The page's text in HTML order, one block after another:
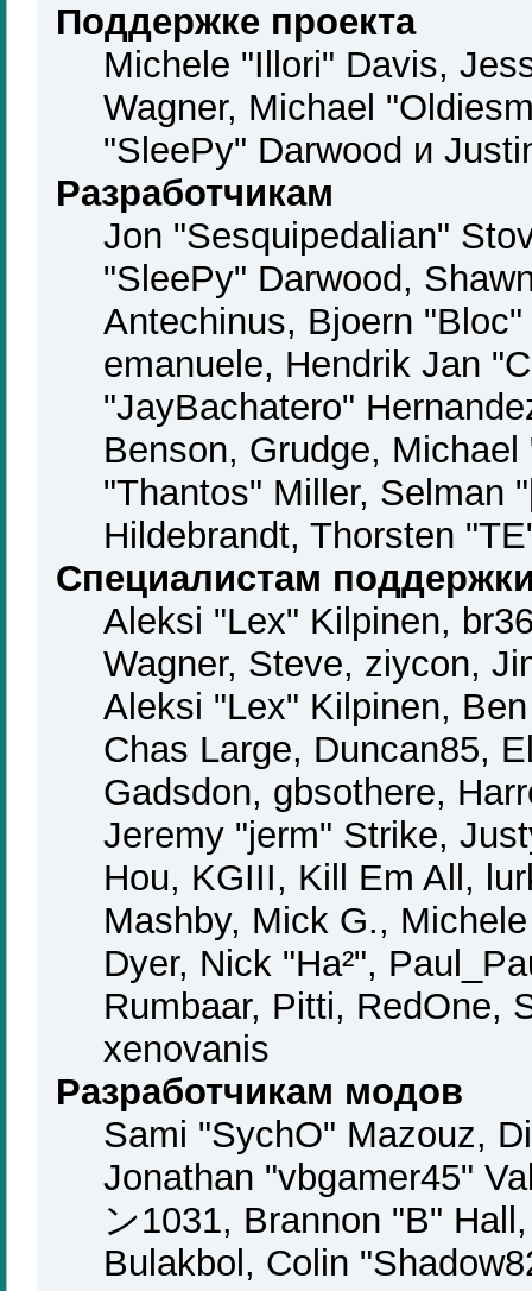
Поддержке проекта
Michele "Illori" Davis,
Wagner, Michael
"SleePy" Darwood и
Разработчикам
Jon "Sesquipedalian"
"SleePy" Darwood,
Antechinus, Bjoern
emanuele, Hendrik Jan
"JayBachatero"
Benson, Grudge,
"Thantos" Miller, Selman
Hildebrandt, Thorsten
Специалистам
Aleksi "Lex" Kilpinen,
Wagner, Steve, ziycon,
Aleksi "Lex" Kilpinen,
Chas Large, Duncan85,
Gadsdon, gbsothere,
Jeremy "jerm" Strike,
Hou, KGIII, Kill Em All,
Mashby, Mick G.,
Dyer, Nick "Ha²",
Rumbaar, Pitti, RedOne,
xenovanis
Разработчикам модов
Sami "SychO" Mazouz,
Jonathan "vbgamer45"
ン1031, Brannon "B"
Bulakbol, Colin